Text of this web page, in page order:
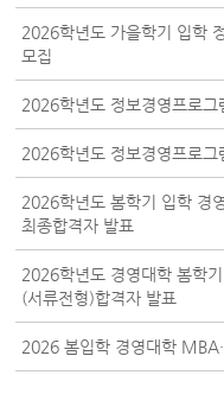
2026학년도 가을학기 입학
모집
2026학년도 정보경영프로
2026학년도 정보경영프로
2026학년도 봄학기 입학
최종합격자 발표
2026학년도 경영대학 봄학
(서류전형)합격자 발표
2026 봄입학 경영대학